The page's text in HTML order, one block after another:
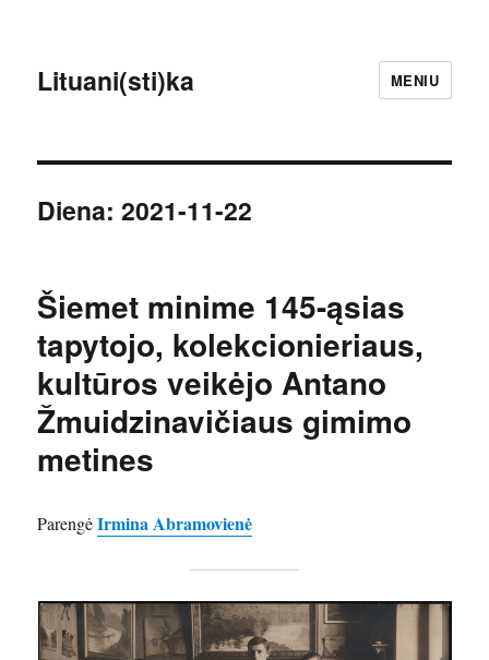
Lituani(sti)ka MENIU
Diena:2021-11-22
Šiemet minime 145-ąsias
tapytojo, kolekcionieriaus,
kultūros veikėjo Antano
Žmuidzinavičiaus gimimo
metines
Parengė Irmina Abramovienė